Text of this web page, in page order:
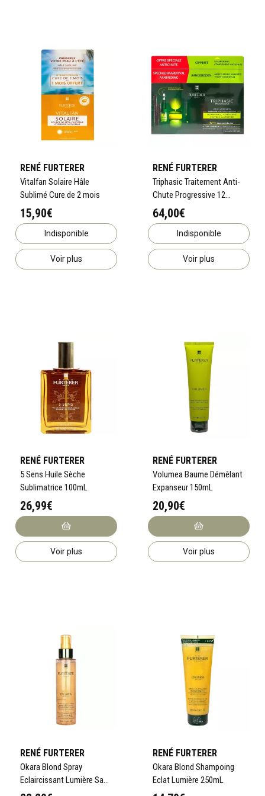
RENÉ FURTERER
Vitalfan Solaire Hâle
Sublimé Cure de 2 mois
15,90€
Indisponible
Voir plus
RENÉ FURTERER
Triphasic Traitement Anti-
Chute Progressive 12
Ampoules x 5,5mL
64,00€
Indisponible
Voir plus
RENÉ FURTERER
5 Sens Huile Sèche
Sublimatrice 100mL
26,99€
Voir plus
RENÉ FURTERER
Volumea Baume Démêlant
Expanseur 150mL
20,90€
Voir plus
RENÉ FURTERER
Okara Blond Spray
Eclaircissant Lumière Sans
Rinçage 150mL
RENÉ FURTERER
Okara Blond Shampoing
Eclat Lumière 250mL